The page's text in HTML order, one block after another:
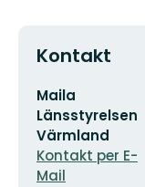
Kontakt
E-
Mail-
Adresse
Maila
Länsstyrelsen
Värmland
Kontakt per E-
Mail